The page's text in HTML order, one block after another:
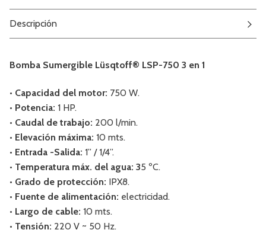
Descripción
Bomba Sumergible Lüsqtoff® LSP-750 3 en 1
• Capacidad del motor: 750 W.
• Potencia: 1 HP.
• Caudal de trabajo: 200 l/min.
• Elevación máxima: 10 mts.
• Entrada -Salida: 1” / 1/4”.
• Temperatura máx. del agua: 35 ºC.
• Grado de protección: IPX8.
• Fuente de alimentación: electricidad.
• Largo de cable: 10 mts.
• Tensión: 220 V ~ 50 Hz.